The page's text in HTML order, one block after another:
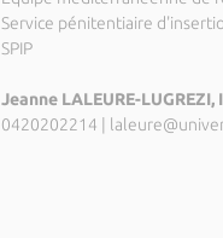
Service pénitentiaire
SPIP
Jeanne LALEURE-
0420202214